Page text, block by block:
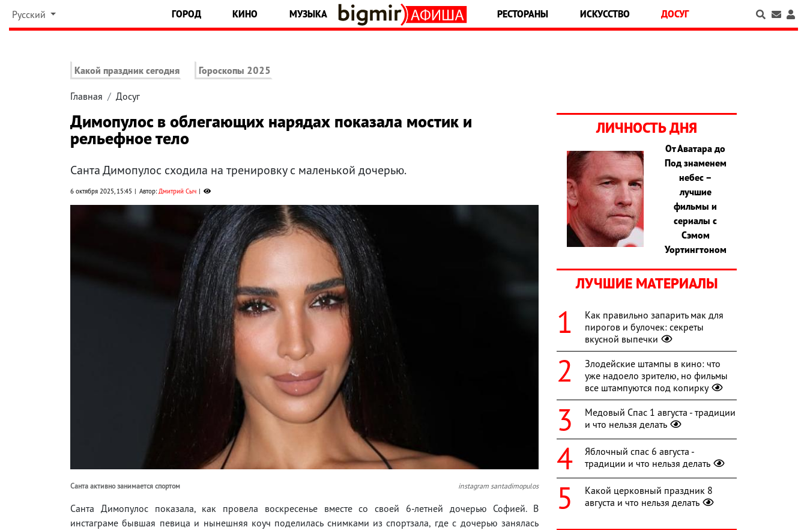
Русский ГОРОД КИНО МУЗЫКА РЕСТОРАНЫ ИСКУССТВО ДОСУГ
Какой праздник сегодня Гороскопы 2025
Главная Досуг
Димопулос в облегающих нарядах показала мостик и
рельефное тело
Санта Димопулос сходила на тренировку с маленькой дочерью.
6 октября 2025, 15:45 Автор:Дмитрий Сыч
Санта активно занимается спортом instagram santadimopulos
Санта Димопулос показала, как провела воскресенье вместе со своей 6-летней дочерью Софией. В
инстаграме бывшая певица и нынешняя коуч поделилась снимками из спортзала, где с дочерью занялась
ЛИЧНОСТЬ ДНЯ
От Аватара до
Под знаменем
небес –
лучшие
фильмы и
сериалы с
Сэмом
Уортингтоном
ЛУЧШИЕ МАТЕРИАЛЫ
Как правильно запарить мак для
пирогов и булочек: секреты
вкусной выпечки
Злодейские штампы в кино: что
уже надоело зрителю, но фильмы
все штампуются под копирку
Медовый Спас 1 августа - традиции
и что нельзя делать
Яблочный спас 6 августа -
традиции и что нельзя делать
Какой церковный праздник 8
августа и что нельзя делать